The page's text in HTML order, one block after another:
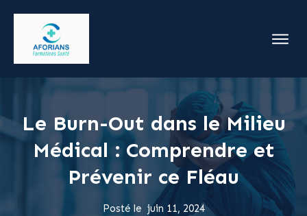
Le Burn-Out dans le Milieu
Médical : Comprendre et
Prévenir ce Fléau
Posté le juin 11, 2024